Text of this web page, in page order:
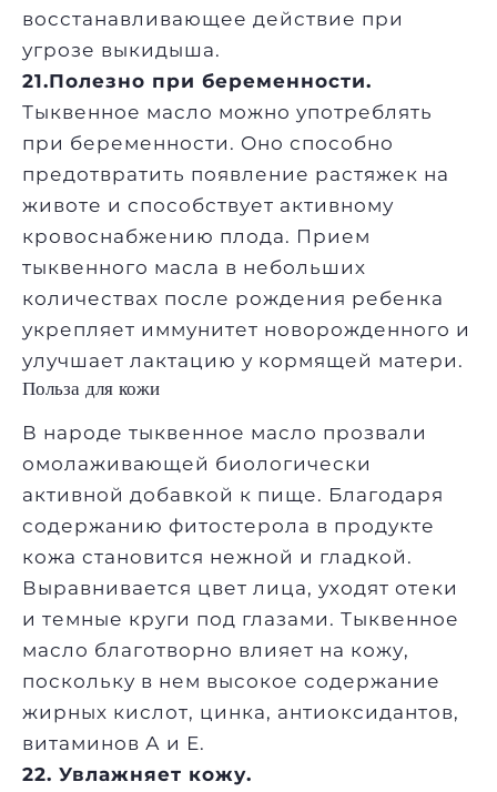
восстанавливающее действие при
угрозе выкидыша.
21.Полезно при беременности.
Тыквенное масло можно употреблять
при беременности. Оно способно
предотвратить появление растяжек на
животе и способствует активному
кровоснабжению плода. Прием
тыквенного масла в небольших
количествах после рождения ребенка
укрепляет иммунитет новорожденного и
улучшает лактацию у кормящей матери.
Польза для кожи
В народе тыквенное масло прозвали
омолаживающей биологически
активной добавкой к пище. Благодаря
содержанию фитостерола в продукте
кожа становится нежной и гладкой.
Выравнивается цвет лица, уходят отеки
и темные круги под глазами. Тыквенное
масло благотворно влияет на кожу,
поскольку в нем высокое содержание
жирных кислот, цинка, антиоксидантов,
витаминов А и Е.
22. Увлажняет кожу.